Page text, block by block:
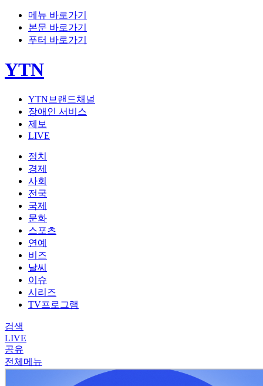
메뉴 바로가기
본문 바로가기
푸터 바로가기
YTN
YTN브랜드채널
장애인 서비스
제보
LIVE
정치
경제
사회
전국
국제
문화
스포츠
연예
비즈
날씨
이슈
시리즈
TV프로그램
검색
LIVE
공유
전체메뉴